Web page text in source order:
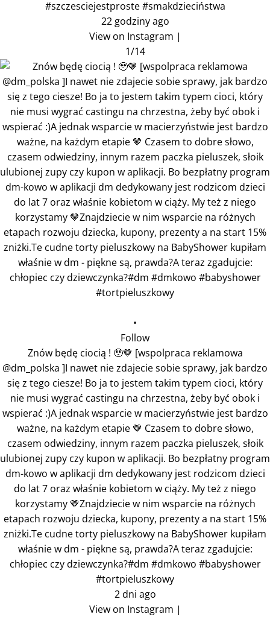
#szczesciejestproste #smakdzieciństwa
22 godziny ago
View on Instagram |
1/14
•
Follow
Znów będę ciocią ! 🥹🤎 [wspolpraca reklamowa
@dm_polska ]I nawet nie zdajecie sobie sprawy, jak bardzo
się z tego ciesze! Bo ja to jestem takim typem cioci, który
nie musi wygrać castingu na chrzestna, żeby być obok i
wspierać :)A jednak wsparcie w macierzyństwie jest bardzo
ważne, na każdym etapie 🤎 Czasem to dobre słowo,
czasem odwiedziny, innym razem paczka pieluszek, słoik
ulubionej zupy czy kupon w aplikacji. Bo bezpłatny program
dm-kowo w aplikacji dm dedykowany jest rodzicom dzieci
do lat 7 oraz właśnie kobietom w ciąży. My też z niego
korzystamy 🤎Znajdziecie w nim wsparcie na różnych
etapach rozwoju dziecka, kupony, prezenty a na start 15%
zniżki.Te cudne torty pieluszkowy na BabyShower kupiłam
właśnie w dm - piękne są, prawda?A teraz zgadujcie:
chłopiec czy dziewczynka?#dm #dmkowo #babyshower
#tortpieluszkowy
2 dni ago
View on Instagram |